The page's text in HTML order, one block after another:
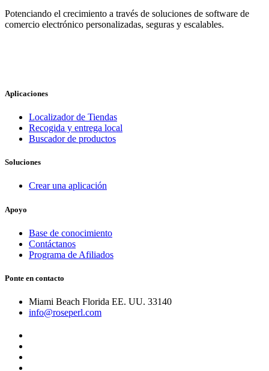
Potenciando el crecimiento a través de soluciones de software de
comercio electrónico personalizadas, seguras y escalables.
Aplicaciones
Localizador de Tiendas
Recogida y entrega local
Buscador de productos
Soluciones
Crear una aplicación
Apoyo
Base de conocimiento
Contáctanos
Programa de Afiliados
Ponte en contacto
Miami Beach Florida EE. UU. 33140
info@roseperl.com